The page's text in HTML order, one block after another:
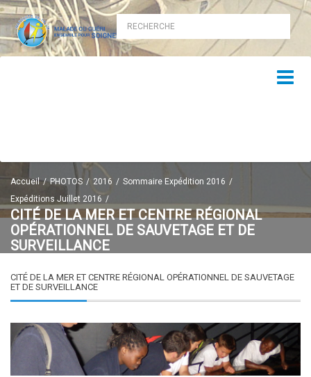
Accueil PHOTOS 2016
Sommaire Expédition 2016
Expéditions Juillet 2016
CITÉ DE LA MER ET CENTRE RÉGIONAL
OPÉRATIONNEL DE SAUVETAGE ET DE
SURVEILLANCE
CITÉ DE LA MER ET CENTRE RÉGIONAL OPÉRATIONNEL DE SAUVETAGE
ET DE SURVEILLANCE